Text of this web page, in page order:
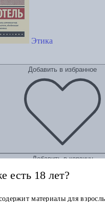
Этика
Добавить в избранное
Добавить в корзину
есть 18 лет?
материалы для